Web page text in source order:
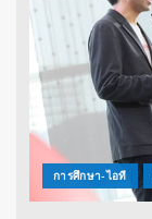
การศึกษา-ไอที